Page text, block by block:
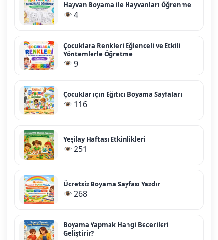
Hayvan Boyama ile Hayvanları Öğrenme
4
Çocuklara Renkleri Eğlenceli ve Etkili
Yöntemlerle Öğretme
9
Çocuklar için Eğitici Boyama Sayfaları
116
Yeşilay Haftası Etkinlikleri
251
Ücretsiz Boyama Sayfası Yazdır
268
Boyama Yapmak Hangi Becerileri
Geliştirir?